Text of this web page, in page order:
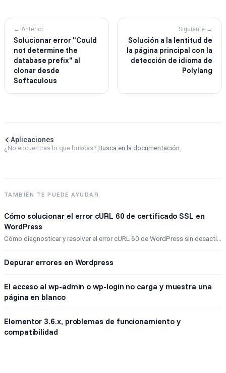
← Anterior
Solucionar error "Could
not determine the
database prefix" al
clonar desde
Softaculous
Siguiente →
Solución a la lentitud de
la página principal con la
detección de idioma de
Polylang
Aplicaciones
¿No encuentras lo que buscas? Busca en la documentación.
TAMBIÉN TE PUEDE AYUDAR
Cómo solucionar el error cURL 60 de certificado SSL en
WordPress
Cómo diagnosticar y resolver el error cURL 60 de WordPress sin desactivar la verificación de certificados SSL.
Depurar errores en Wordpress
El acceso al wp-admin o wp-login no carga y muestra una
página en blanco
Elementor 3.6.x, problemas de funcionamiento y
compatibilidad